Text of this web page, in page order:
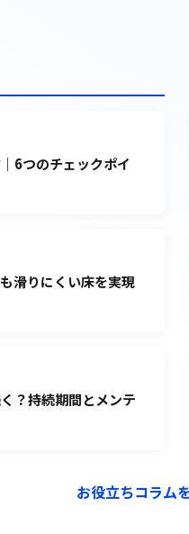
6つのチェックポイ
滑りにくい床を実現
？持続期間とメンテ
お役立ちコラム